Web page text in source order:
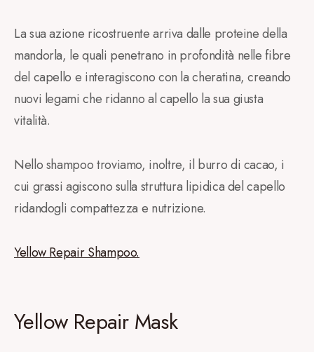
La sua azione ricostruente arriva dalle proteine della
mandorla, le quali penetrano in profondità nelle fibre
del capello e interagiscono con la cheratina, creando
nuovi legami che ridanno al capello la sua giusta
vitalità.
Nello shampoo troviamo, inoltre, il burro di cacao, i
cui grassi agiscono sulla struttura lipidica del capello
ridandogli compattezza e nutrizione.
Yellow Repair Shampoo.
Yellow Repair Mask